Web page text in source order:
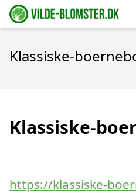
Klassiske-
Klassiske-
https://klassiske-